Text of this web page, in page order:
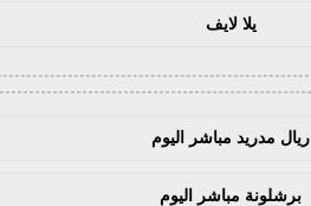
يلا لايف
ريال مدريد مباشر اليوم
برشلونة مباشر اليوم